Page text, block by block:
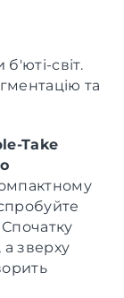
б'юті-світ.
та
Take
а зверху